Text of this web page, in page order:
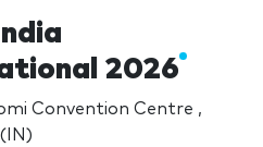
2026
Convention Centre ,